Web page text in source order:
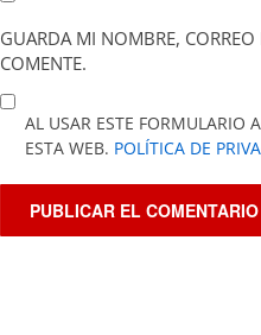
GUARDA MI NOMBRE, CORREO
COMENTE.
AL USAR ESTE FORMULARIO
ESTA WEB. POLÍTICA DE